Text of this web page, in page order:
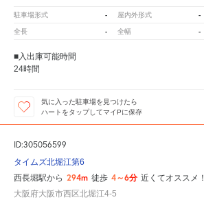
駐車場形式 - 屋内外形式 -
全長 - 全幅 -
■入出庫可能時間
24時間
気に入った駐車場を見つけたら
ハートをタップしてマイPに保存
ID:305056599
タイムズ北堀江第6
西長堀駅から 294m 徒歩 4～6分 近くてオススメ！
大阪府大阪市西区北堀江4-5